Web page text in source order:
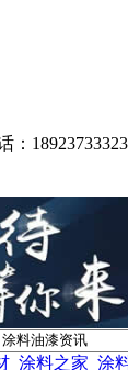
：18923733323
涂料之家 涂